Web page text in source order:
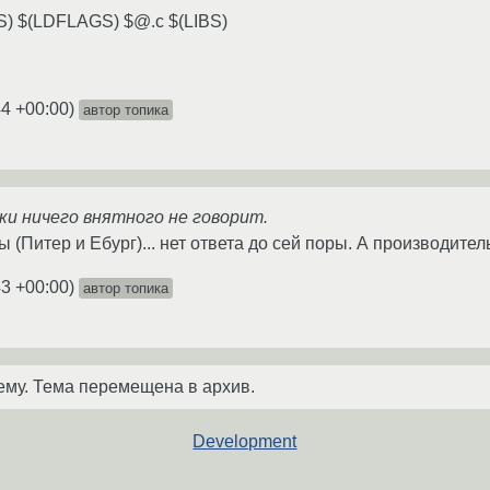
$(LDFLAGS) $@.c $(LIBS)
+00:00) автор топика
ничего внятного не говорит.
и Ебург)... нет ответа до сей поры. А
+00:00) автор топика
Тема перемещена в архив.
Development